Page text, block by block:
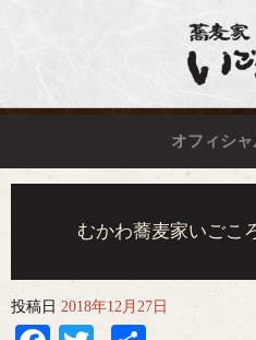
オフィシ
むかわ蕎麦家いごこ
投稿日 2018年12月27日